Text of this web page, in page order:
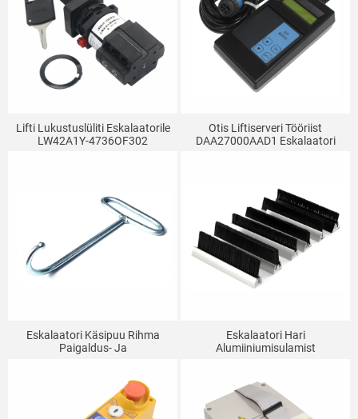
Lifti Lukustuslüliti Eskalaatorile
LW42A1Y-4736OF302
Otis Liftiserveri Tööriist
DAA27000AAD1 Eskalaatori
Eskalaatori Käsipuu Rihma
Paigaldus- Ja
Käsipuu Rihma Universaalne
Konks
Eskalaatori Hari
Alumiiniumisulamist
Kaherealine Alus